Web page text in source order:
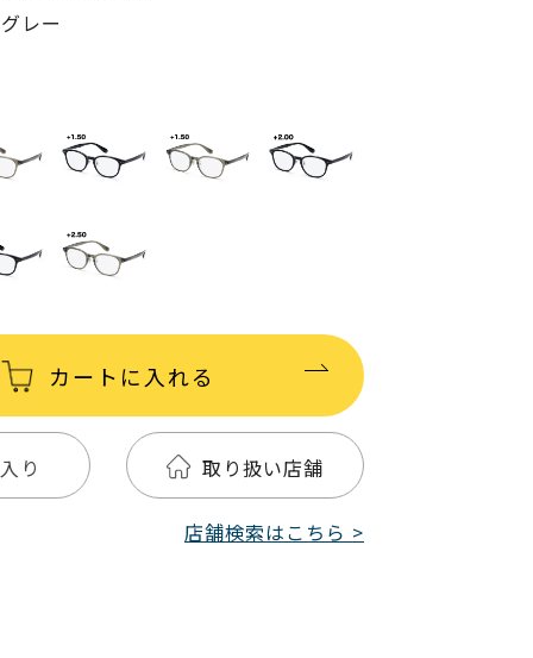
レー
カートに入れる
り 取り扱い店舗
店舗検索はこちら >